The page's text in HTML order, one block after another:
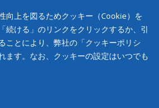
向上を図るためクッキー（Cookie）を
続ける」のリンクをクリックするか、引
ことにより、弊社の「クッキーポリシ
ます。なお、クッキーの設定はいつでも